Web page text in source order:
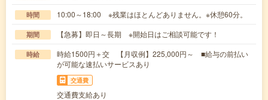
時間 10:00～18:00 ※残業はほとんどありません。※休憩60分。
期間 【急募】即日～長期 ※開始日はご相談可能です！
時給
時給1500円＋交 【月収例】225,000円～ ■給与の前払い
が可能な速払いサービスあり
交通費
交通費支給あり